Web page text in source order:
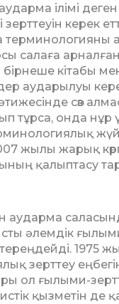
ілімі
керек
салаға
бірнеше кітабы
аударылуы
сөз
тұрса, онда нұр
жылы жарық
қалыптасу
әлемдік ғылыми
тереңдейді.
зерттеу
ол ғылы­ми-
қызметін де